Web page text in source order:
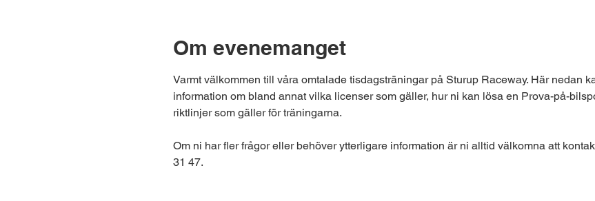
Om evenemanget
Varmt välkommen till våra omtalade tisdagsträningar på Sturup Raceway. Här nedan
information om bland annat vilka licenser som gäller, hur ni kan lösa en Prova-på-
riktlinjer som gäller för träningarna.​
Om ni har fler frågor eller behöver ytterligare information är ni alltid välkomna att
31 47.